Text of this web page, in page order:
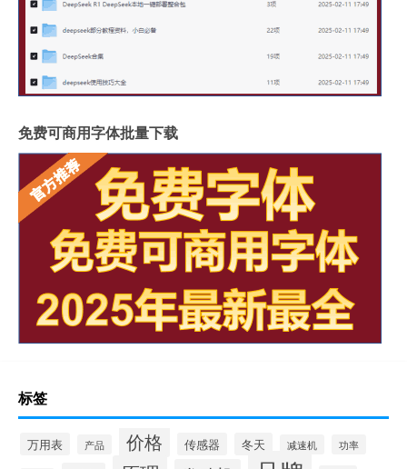
免费可商用字体批量下载
标签
万用表 产品 价格 传感器 冬天 减速机 功率